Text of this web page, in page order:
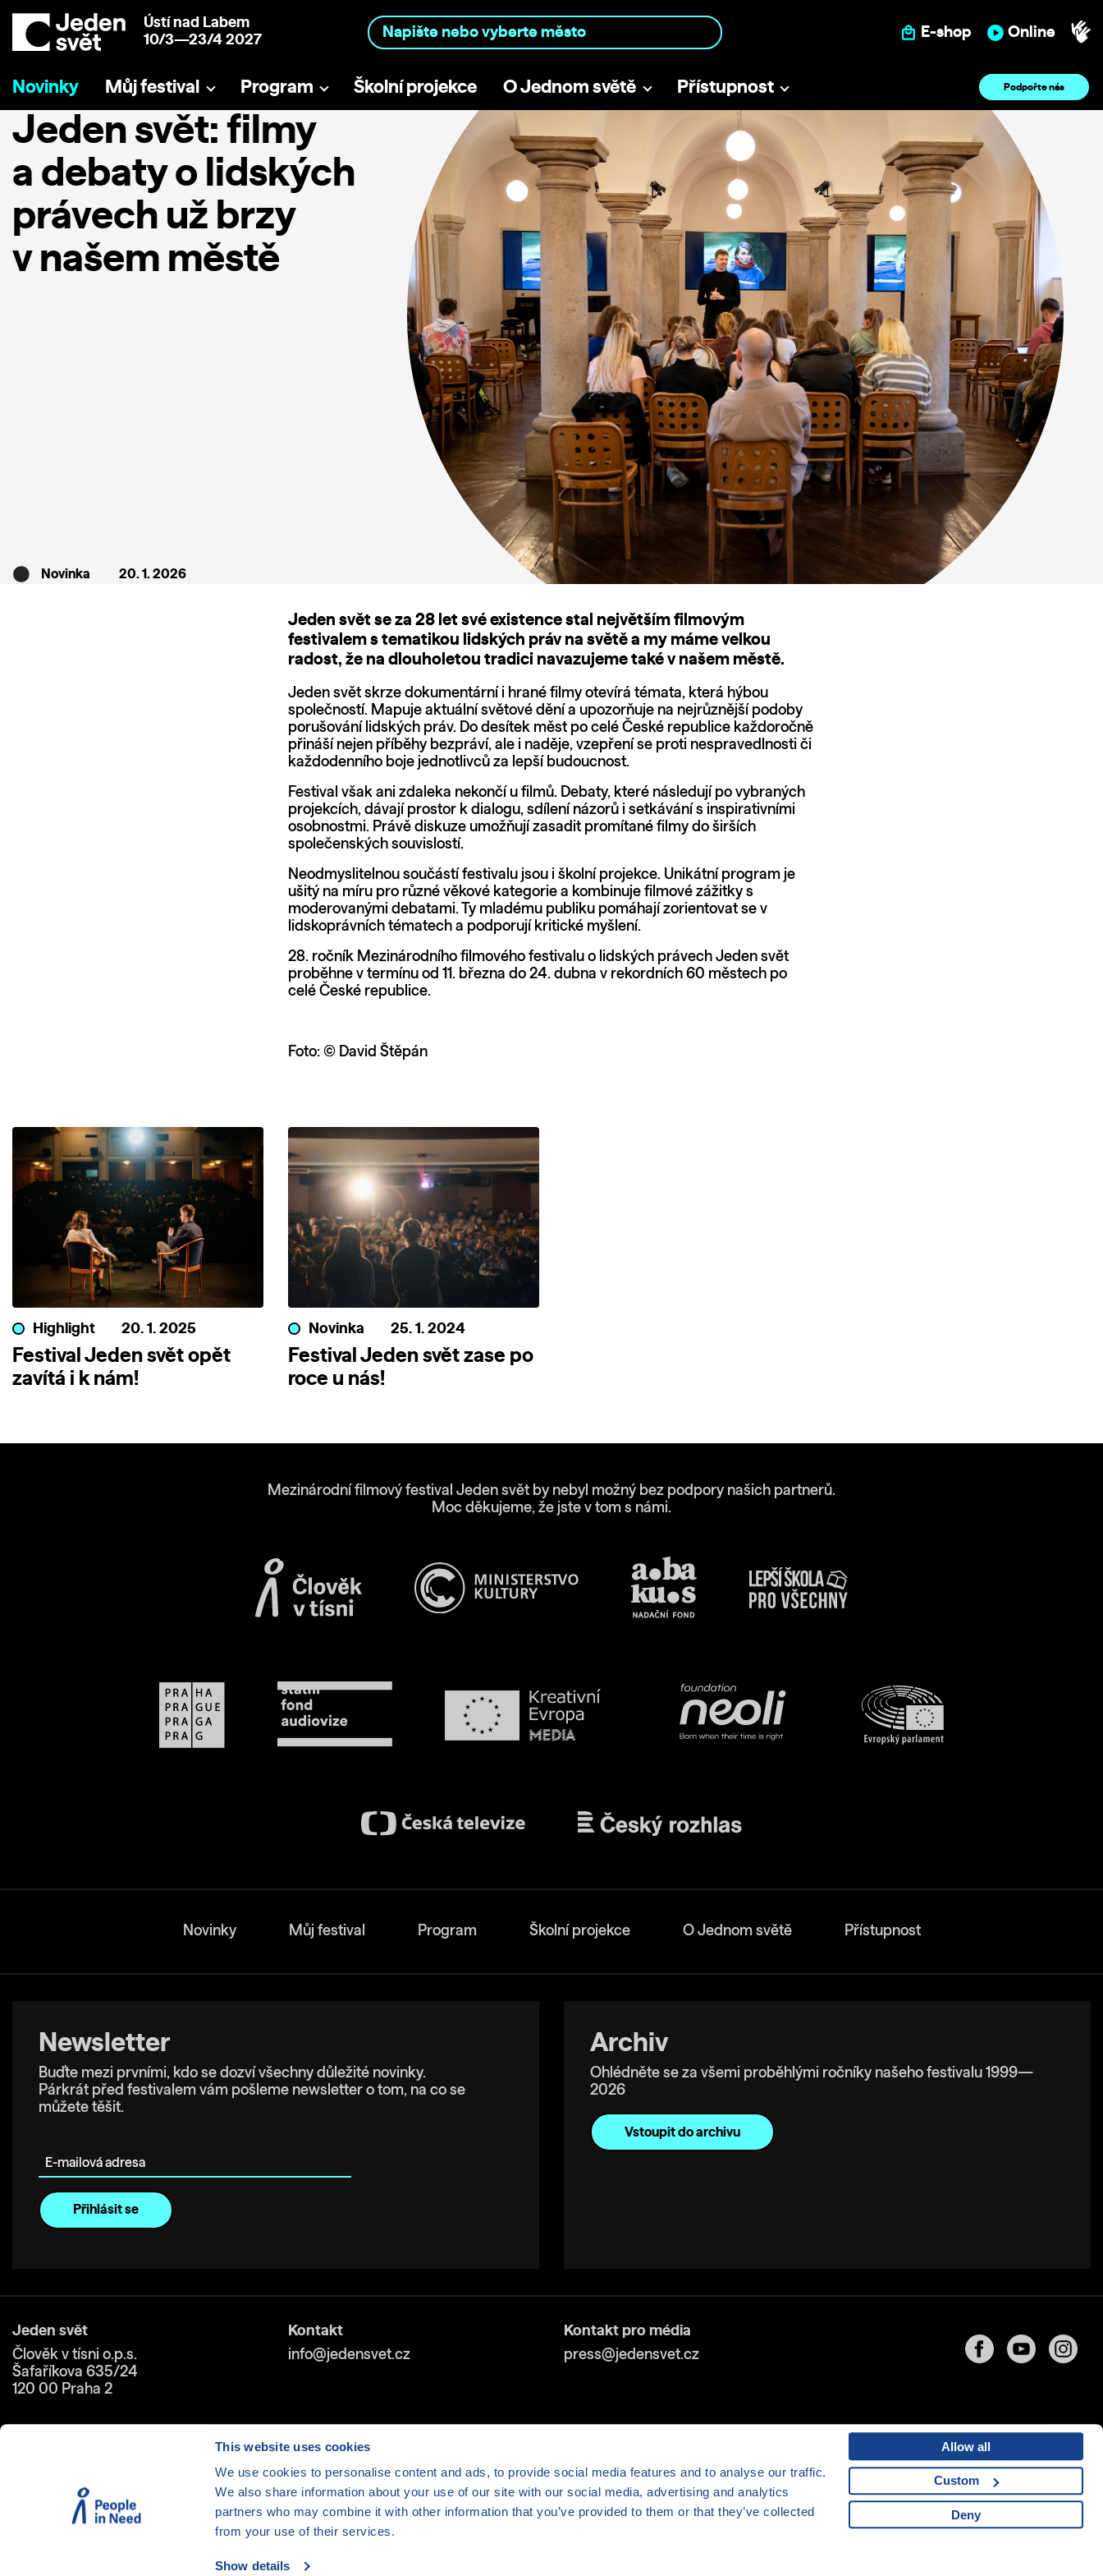
This website uses cookies
We use cookies to personalise content and ads, to provide social media features and to analyse our traffic.
We also share information about your use of our site with our social media, advertising and analytics
partners who may combine it with other information that you’ve provided to them or that they’ve collected
from your use of their services.
Show details
Allow all
Custom
Deny
Ústí nad Labem
10/3—23/4 2027
E-shop Online
Novinky Můj festival Program Školní projekce O Jednom světě Přístupnost Podpořte nás
Jeden svět: filmy
a debaty o lidských
právech už brzy
v našem městě
Novinka 20. 1. 2026
Jeden svět se za 28 let své existence stal největším filmovým
festivalem s tematikou lidských práv na světě a my máme velkou
radost, že na dlouholetou tradici navazujeme také v našem městě.
Jeden svět skrze dokumentární i hrané filmy otevírá témata, která hýbou
společností. Mapuje aktuální světové dění a upozorňuje na nejrůznější podoby
porušování lidských práv. Do desítek měst po celé České republice každoročně
přináší nejen příběhy bezpráví, ale i naděje, vzepření se proti nespravedlnosti či
každodenního boje jednotlivců za lepší budoucnost.
Festival však ani zdaleka nekončí u filmů. Debaty, které následují po vybraných
projekcích, dávají prostor k dialogu, sdílení názorů i setkávání s inspirativními
osobnostmi. Právě diskuze umožňují zasadit promítané filmy do širších
společenských souvislostí.
Neodmyslitelnou součástí festivalu jsou i školní projekce. Unikátní program je
ušitý na míru pro různé věkové kategorie a kombinuje filmové zážitky s
moderovanými debatami. Ty mladému publiku pomáhají zorientovat se v
lidskoprávních tématech a podporují kritické myšlení.
28. ročník Mezinárodního filmového festivalu o lidských právech Jeden svět
proběhne v termínu od 11. března do 24. dubna v rekordních 60 městech po
celé České republice.
Foto: © David Štěpán
Highlight 20. 1. 2025
Festival Jeden svět opět
zavítá i k nám!
Novinka 25. 1. 2024
Festival Jeden svět zase po
roce u nás!
Mezinárodní filmový festival Jeden svět by nebyl možný bez podpory našich partnerů.
Moc děkujeme, že jste v tom s námi.
Novinky Můj festival Program Školní projekce O Jednom světě Přístupnost
Newsletter
Buďte mezi prvními, kdo se dozví všechny důležité novinky.
Párkrát před festivalem vám pošleme newsletter o tom, na co se
můžete těšit.
Archiv
Ohlédněte se za všemi proběhlými ročníky našeho festivalu 1999—
2026
Vstoupit do archivu
Jeden svět
Člověk v tísni o.p.s.
Šafaříkova 635/24
120 00 Praha 2
Kontakt
info@jedensvet.cz
Kontakt pro média
press@jedensvet.cz
Cookies| © 1999-2026 Člověk v tísni o.p.s., web běží v rámci bezplatnéhoserverhostingspolečnosti